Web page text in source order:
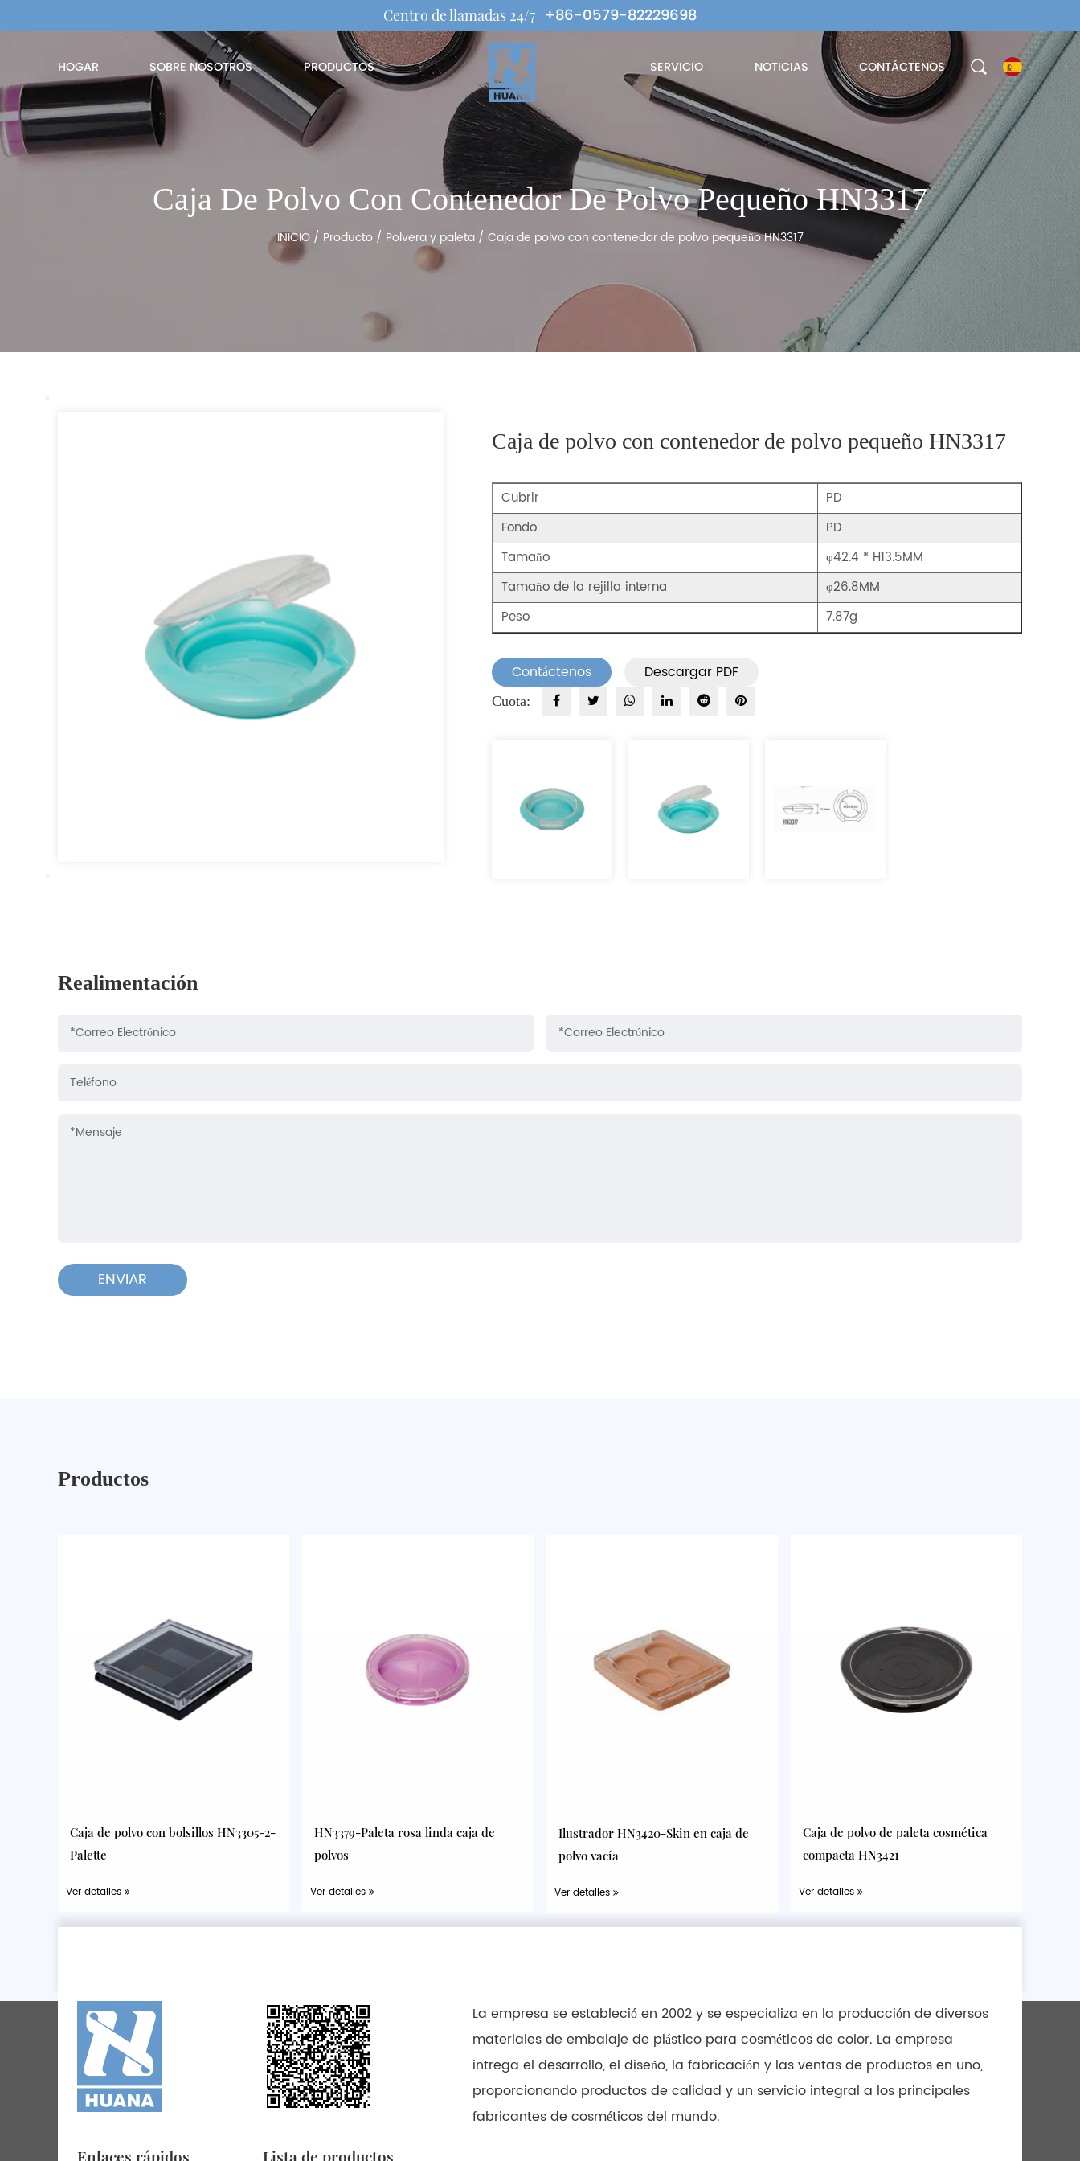
Centro de llamadas 24/7 +86-0579-82229698
HOGAR SOBRE NOSOTROS PRODUCTOS SERVICIO NOTICIAS CONTÁCTENOS
Caja De Polvo Con Contenedor De Polvo Pequeño HN3317
INICIO/ Producto/ Polvera y paleta/ Caja de polvo con contenedor de polvo pequeño HN3317
Caja de polvo con contenedor de polvo pequeño HN3317
Cubrir
PD
Fondo
PD
Tamaño
φ42.4 * H13.5MM
Tamaño de la rejilla interna
φ26.8MM
Peso
7.87g
Contáctenos Descargar PDF
Cuota:
Realimentación
Productos
Caja de polvo con bolsillos HN3305-2-
Palette
Ver detalles
HN3379-Paleta rosa linda caja de
polvos
Ver detalles
Ilustrador HN3420-Skin en caja de
polvo vacía
Ver detalles
Caja de polvo de paleta cosmética
compacta HN3421
Ver detalles
Enlaces rápidos Lista de productos
La empresa se estableció en 2002 y se especializa en la producción de diversos
materiales de embalaje de plástico para cosméticos de color. La empresa
intrega el desarrollo, el diseño, la fabricación y las ventas de productos en uno,
proporcionando productos de calidad y un servicio integral a los principales
fabricantes de cosméticos del mundo.